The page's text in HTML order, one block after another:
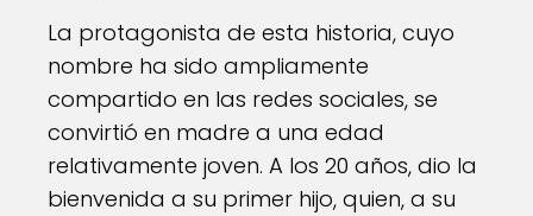
La protagonista de esta historia, cuyo
nombre ha sido ampliamente
compartido en las redes sociales, se
convirtió en madre a una edad
relativamente joven. A los 20 años, dio la
bienvenida a su primer hijo, quien, a su